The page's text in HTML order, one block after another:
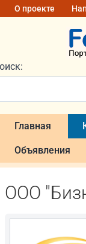
О проекте
Главная
Объявления
ООО